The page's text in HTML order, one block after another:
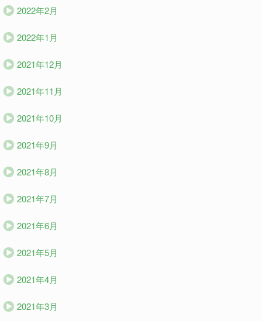
2022年2月
2022年1月
2021年12月
2021年11月
2021年10月
2021年9月
2021年8月
2021年7月
2021年6月
2021年5月
2021年4月
2021年3月